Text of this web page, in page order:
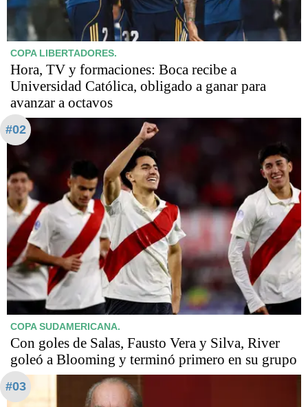
COPA LIBERTADORES.
Hora, TV y formaciones: Boca recibe a
Universidad Católica, obligado a ganar para
avanzar a octavos
#02
COPA SUDAMERICANA.
Con goles de Salas, Fausto Vera y Silva, River
goleó a Blooming y terminó primero en su grupo
#03